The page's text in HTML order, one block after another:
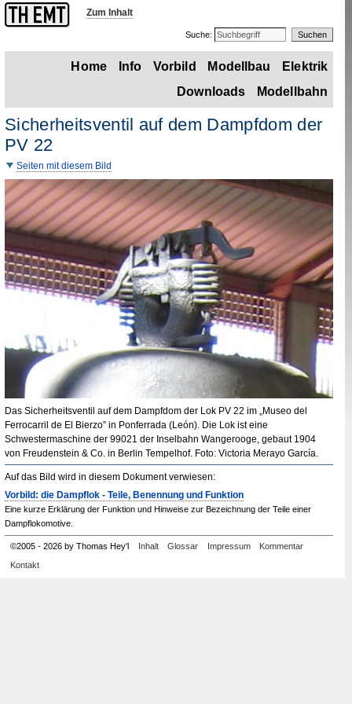
Zum Inhalt
Suche:
Home Info Vorbild Modellbau
Elektrik
Downloads
Modellbahn
Sicherheitsventil auf dem Dampfdom der
PV 22
Seiten mit diesem Bild
Das Sicherheitsventil auf dem Dampfdom der Lok PV 22 im „Museo del
Ferrocarril de El Bierzo” in Ponferrada (León). Die Lok ist eine
Schwestermaschine der 99021 der Inselbahn Wangerooge, gebaut 1904
von Freudenstein & Co. in Berlin Tempelhof. Foto: Victoria Merayo García.
Auf das Bild wird in diesem Dokument verwiesen:
Vorbild: die Dampflok - Teile, Benennung und Funktion
Eine kurze Erklärung der Funktion und Hinweise zur Bezeichnung der Teile einer
Dampflokomotive.
©2005- 2026 by Thomas Hey'l Inhalt Glossar Impressum
Kommentar
Kontakt